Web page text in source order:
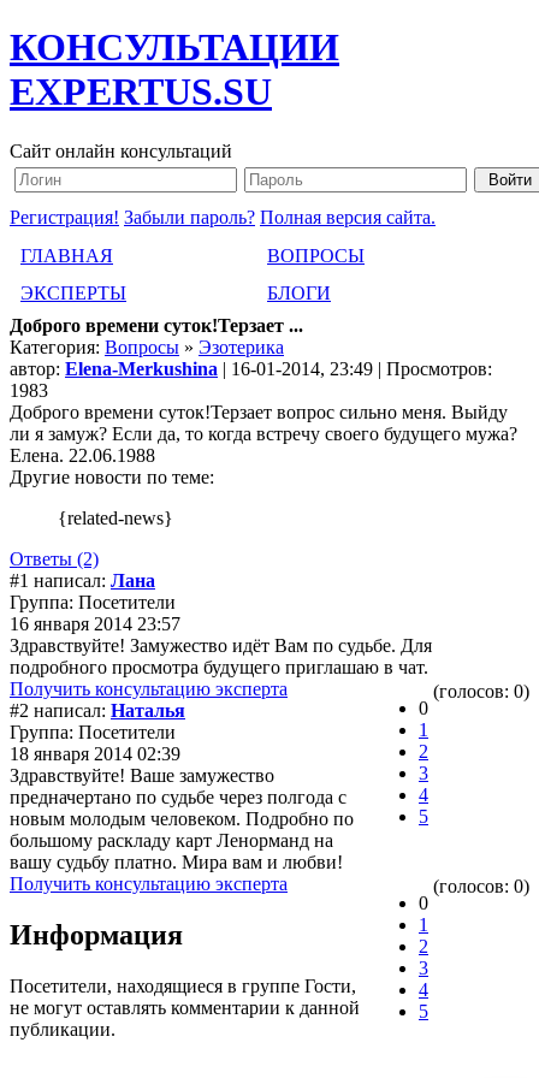
КОНСУЛЬТАЦИИ
EXPERTUS.SU
Сайт онлайн консультаций
Регистрация! Забыли пароль? Полная версия сайта.
ГЛАВНАЯ
ВОПРОСЫ
ЭКСПЕРТЫ
БЛОГИ
Доброго времени суток!Терзает ...
Категория: Вопросы » Эзотерика
автор: Elena-Merkushina | 16-01-2014, 23:49 | Просмотров:
1983
Доброго времени суток!Терзает вопрос сильно меня. Выйду
ли я замуж? Если да, то когда встречу своего будущего мужа?
Елена. 22.06.1988
Другие новости по теме:
{related-news}
Ответы (2)
#1 написал: Лана
Группа: Посетители
16 января 2014 23:57
Здравствуйте! Замужество идёт Вам по судьбе. Для
подробного просмотра будущего приглашаю в чат.
Получить консультацию эксперта
0
1
2
3
4
5
(голосов: 0)
#2 написал: Наталья
Группа: Посетители
18 января 2014 02:39
Здравствуйте! Ваше замужество
предначертано по судьбе через полгода с
новым молодым человеком. Подробно по
большому раскладу карт Ленорманд на
вашу судьбу платно. Мира вам и любви!
Получить консультацию эксперта
0
1
2
3
4
5
(голосов: 0)
Информация
Посетители, находящиеся в группе Гости,
не могут оставлять комментарии к данной
публикации.